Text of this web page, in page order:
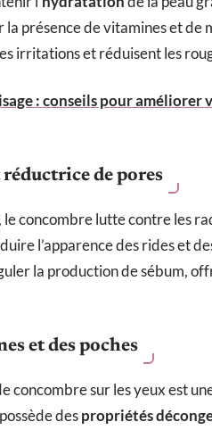
présence de vitamines et de
irritations et réduisent les
: conseils pour
de pores
, le concombre lutte contre les
l’apparence des rides et
la production de sébum,
et des poches
concombre sur les yeux est
despropriétés